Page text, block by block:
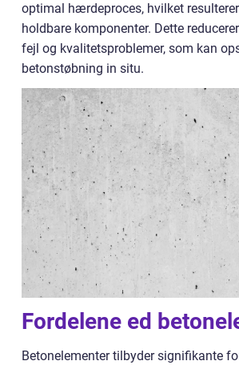
optimal hærdeproces, hvilket
holdbare komponenter. Dette
fejl og kvalitetsproblemer, som kan
betonstøbning in situ.
Fordelene ed
Betonelementer tilbyder signifikante